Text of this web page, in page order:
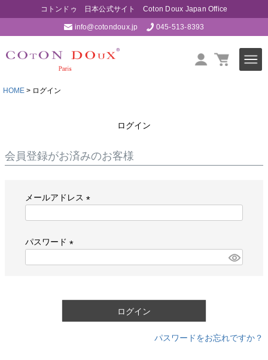
コトンドゥ 日本公式サイト Coton Doux Japan Office
info@cotondoux.jp 045-513-8393
HOME ログイン
ログイン
会員登録がお済みのお客様
メールアドレス
パスワード
)
ログイン
パスワードをお忘れですか？